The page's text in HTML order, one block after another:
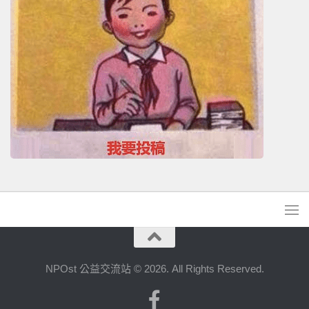
NPOst 公益交流站 © 2026. All Rights Reserved.